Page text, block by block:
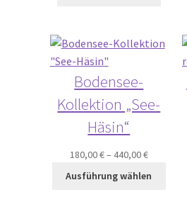
Bodensee-
Kollektion „See-
Häsin“
180,00€– 440,00€
Ausführung wählen